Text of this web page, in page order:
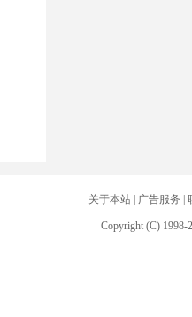
关于本站| 广告服务
Copyright (C) 1998-